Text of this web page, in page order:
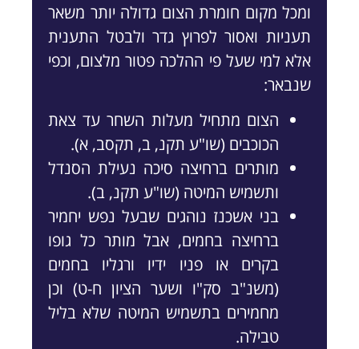
ומכל מקום חומרת הצום גדולה יותר משאר
תעניות ואסור לפרוץ גדר ולבטל התענית
אלא למי שעל פי ההלכה פטור מלצום, וכפי
שנבאר:
הצום מתחיל מעלות השחר עד צאת
הכוכבים (שו"ע תקנ, ב, תקסב, א).
מותרים ברחיצה סיכה נעילת הסנדל
ותשמיש המיטה (שו"ע תקנ, ב).
בני אשכנז נוהגים שבעל נפש יחמיר
ברחיצה בחמים, אבל מותר כל גופו
בקרים או פניו ידיו ורגליו בחמים
(משנ"ב סק"ו ושער הציון ח-ט) וכן
מחמירים בתשמיש המיטה שלא בליל
טבילה.